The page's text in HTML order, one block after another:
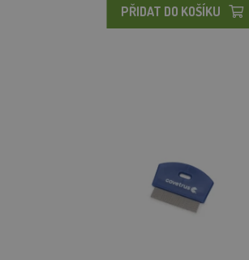
PŘIDAT DO KOŠÍKU